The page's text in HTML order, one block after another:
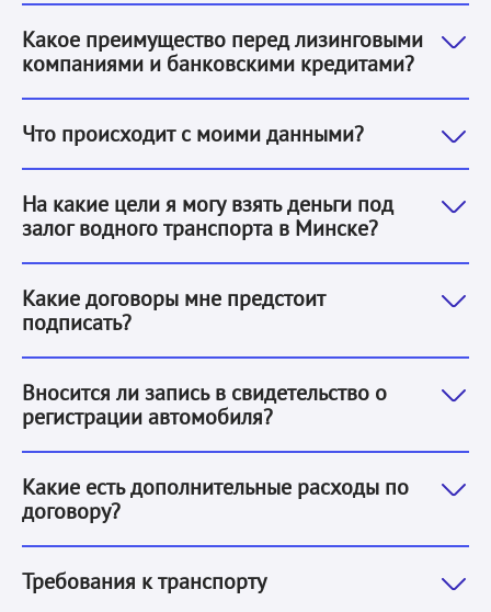
Какое преимущество перед лизинговыми
компаниями и банковскими кредитами?
Банки или лизинговые компании будут намного
Что происходит с моими данными?
Согласно договору, ваши данные остаются
На какие цели я могу взять деньги под
залог водного транспорта в Минске?
На любые. Мы не требуем информации о целях
Какие договоры мне предстоит
подписать?
Чтобы получить деньги под залог водного
Вносится ли запись в свидетельство о
регистрации автомобиля?
Нет, мы не делаем никаких записей и не ставим
Какие есть дополнительные расходы по
договору?
Обязательных дополнительных расходов нет.
Требования к транспорту
1. Принадлежать заёмщику. Подтверждается